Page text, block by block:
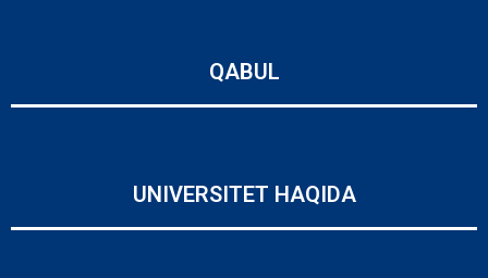
QABUL
UNIVERSITET HAQIDA